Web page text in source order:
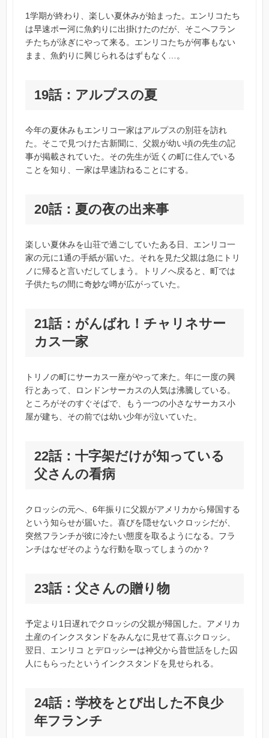
1学期が終わり、楽しい夏休みが始まった。エンリコたち
は早速ポー河に魚釣りに出掛けたのだが、そこへフラン
チたちが泳ぎにやって来る。エンリコたちが何事もない
まま、魚釣りに興じられるはずもなく…。
19話：アルプスの夏
今年の夏休みもエンリコ一家はアルプスの別荘を訪れ
た。そこで見つけた古新聞に、父親が幼い頃の先生の記
事が掲載されていた。その先生が近くの町に住んでいる
ことを知り、一家は早速訪ねることにする。
20話：夏の夜の出来事
楽しい夏休みを山荘で過ごしていたある日、エンリコ一
家の元に1通の手紙が届いた。それを見た父親は急にトリ
ノに帰ると言いだしてしまう。トリノへ戻ると、町では
子供たちの間に奇妙な噂が広がっていた。
21話：がんばれ！チャリネサー
カス一家
トリノの町にサーカス一座がやって来た。年に一度の興
行とあって、ロンドンサーカスの人気は沸騰している。
ところがそのすぐそばで、もう一つの小さなサーカス小
屋が建ち、その前では幼い少年が泣いていた。
22話：十字架だけが知っている
父さんの看病
クロッシの元へ、6年振りに父親がアメリカから帰国する
という知らせが届いた。喜びを隠せないクロッシだが、
突然フランチが彼に冷たい態度を取るようになる。フラ
ンチはなぜそのような行動を取ってしまうのか？
23話：父さんの贈り物
予定より1日遅れでクロッシの父親が帰国した。アメリカ
土産のインクスタンドをみんなに見せて喜ぶクロッシ。
翌日、エンリコ とデロッシーは神父から昔世話をした囚
人にもらったというインクスタンドを見せられる。
24話：学校をとび出した不良少
年フランチ